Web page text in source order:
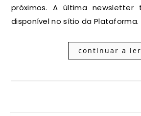
próximos. A última
disponível no sítio da Plataforma.
continuar a ler